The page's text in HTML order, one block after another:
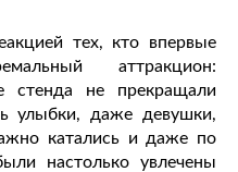
тех, кто впервые
аттракцион:
стенда не прекращали
улыбки, даже девушки,
катались и даже по
наcтолько увлечены